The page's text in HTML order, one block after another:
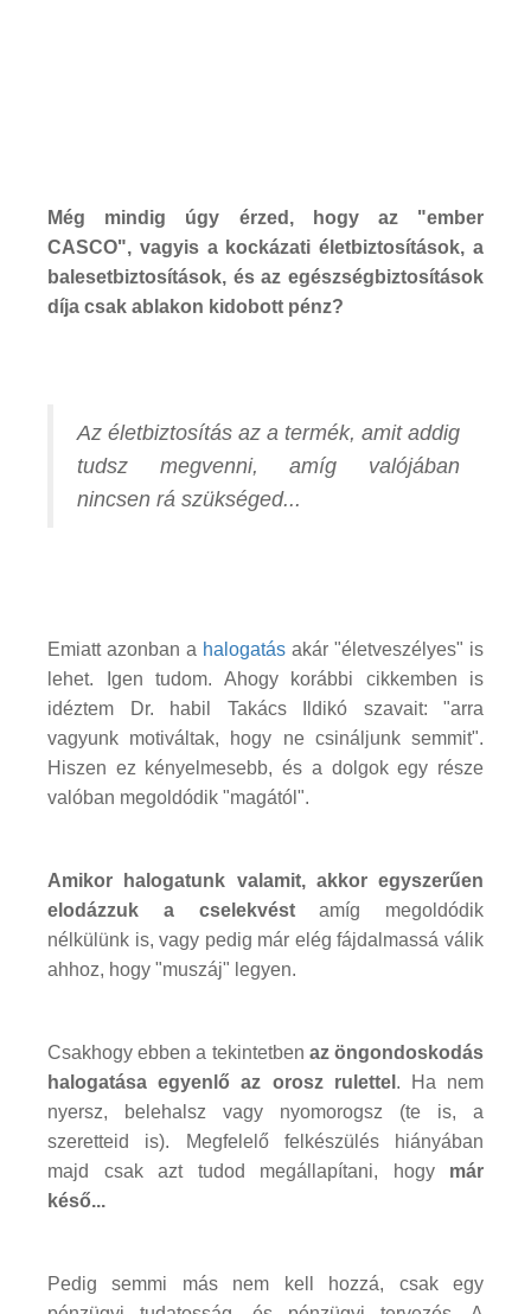
Még mindig úgy érzed, hogy az "ember
CASCO", vagyis a kockázati életbiztosítások, a
balesetbiztosítások, és az egészségbiztosítások
díja csak ablakon kidobott pénz?
Az életbiztosítás az a termék, amit addig
tudsz megvenni, amíg valójában
nincsen rá szükséged...
Emiatt azonban a halogatás akár "életveszélyes" is
lehet. Igen tudom. Ahogy korábbi cikkemben is
idéztem Dr. habil Takács Ildikó szavait: "arra
vagyunk motiváltak, hogy ne csináljunk semmit".
Hiszen ez kényelmesebb, és a dolgok egy része
valóban megoldódik "magától".
Amikor halogatunk valamit, akkor egyszerűen
elodázzuk a cselekvéstamíg megoldódik
nélkülünk is, vagy pedig már elég fájdalmassá válik
ahhoz, hogy "muszáj" legyen.
Csakhogy ebben a tekintetben az öngondoskodás
halogatása egyenlő az orosz rulettel . Ha nem
nyersz, belehalsz vagy nyomorogsz (te is, a
szeretteid is). Megfelelő felkészülés hiányában
majd csak azt tudod megállapítani, hogy már
késő...
Pedig semmi más nem kell hozzá, csak egy